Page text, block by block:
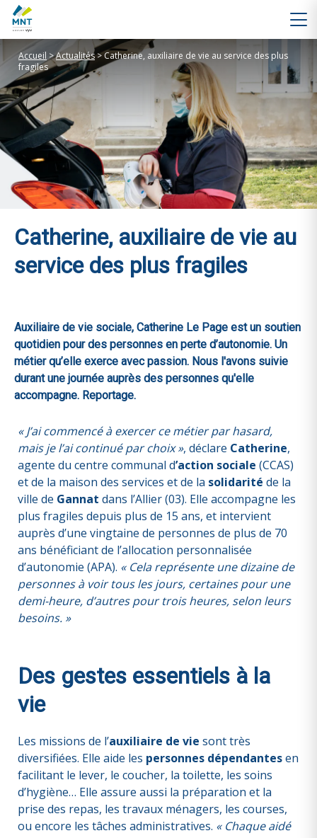
Accueil >Actualités>Catherine, auxiliaire de vie au service des plus
fragiles
Catherine, auxiliaire de vie au
service des plus fragiles
Auxiliaire de vie sociale, Catherine Le Page est un soutien
quotidien pour des personnes en perte d’autonomie. Un
métier qu’elle exerce avec passion. Nous l'avons suivie
durant une journée auprès des personnes qu'elle
accompagne. Reportage.
« J’ai commencé à exercer ce métier par hasard,
mais je l’ai continué par choix », déclare Catherine,
agente du centre communal d’action sociale (CCAS)
et de la maison des services et de la solidarité de la
ville de Gannat dans l’Allier (03). Elle accompagne les
plus fragiles depuis plus de 15 ans, et intervient
auprès d’une vingtaine de personnes de plus de 70
ans bénéficiant de l’allocation personnalisée
d’autonomie (APA). « Cela représente une dizaine de
personnes à voir tous les jours, certaines pour une
demi-heure, d’autres pour trois heures, selon leurs
besoins. »
Des gestes essentiels à la
vie
Les missions de l’auxiliaire de vie sont très
diversifiées. Elle aide les personnes dépendantesen
facilitant le lever, le coucher, la toilette, les soins
d’hygiène… Elle assure aussi la préparation et la
prise des repas, les travaux ménagers, les courses,
ou encore les tâches administratives. « Chaque aidé